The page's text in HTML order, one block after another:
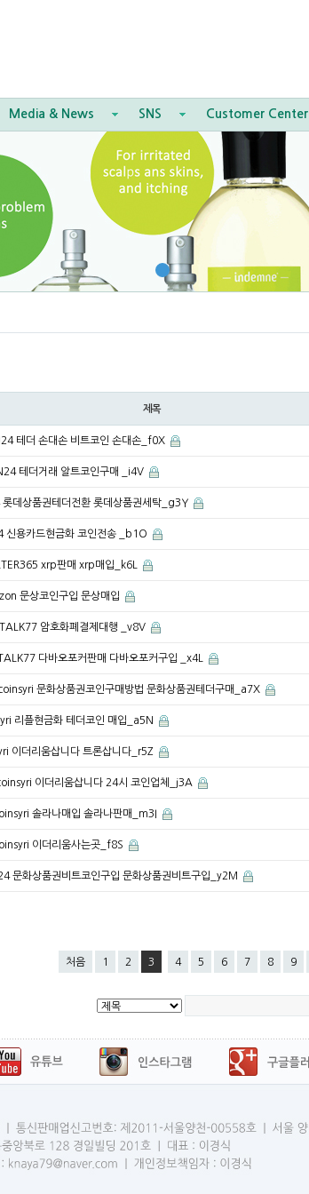
Media & News SNS Customer Center
제목
테더 손대손 비트코인 손대손_f0X
테더거래 알트코인구매 _i4V
데상품권테더전환 롯데상품권세탁_g3Y
용카드현금화 코인전송 _b1O
xrp판매 xrp매입_k6L
문상코인구입 문상매입
암호화폐결제대행 _v8V
다바오포커판매 다바오포커구입 _x4L
문화상품권코인구매방법 문화상품권테더구매_a7X
리플현금화 테더코인 매입_a5N
이더리움삽니다 트론삽니다_r5Z
이더리움삽니다 24시 코인업체_j3A
솔라나매입 솔라나판매_m3I
이더리움사는곳_f8S
문화상품권비트코인구입 문화상품권비트구입_y2M
처음 1 2 3 4 5 6 7 8 9